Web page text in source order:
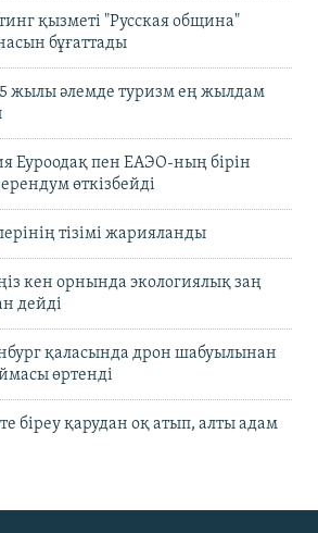
қызметі "Русская община"
бұғаттады
жылы әлемде туризм ең жылдам
Еуроодақ пен ЕАЭО-ның бірін
өткізбейді
тізімі жарияланды
кен орнында экологиялық заң
дейді
қаласында дрон шабуылынан
өртенді
біреу қарудан оқ атып, алты адам